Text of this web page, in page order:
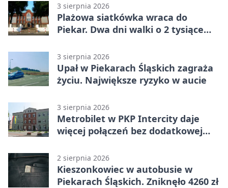
3 sierpnia 2026
Plażowa siatkówka wraca do
Piekar. Dwa dni walki o 2 tysiące
3 sierpnia 2026
Upał w Piekarach Śląskich zagraża
życiu. Największe ryzyko w aucie
3 sierpnia 2026
Metrobilet w PKP Intercity daje
więcej połączeń bez dodatkowej
2 sierpnia 2026
Kieszonkowiec w autobusie w
Piekarach Śląskich. Zniknęło 4260 zł